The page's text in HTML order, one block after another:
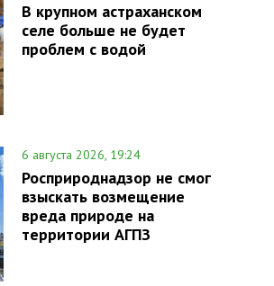
В крупном астраханском
селе больше не будет
проблем с водой
6 августа 2026, 19:24
Росприроднадзор не смог
взыскать возмещение
вреда природе на
территории АГПЗ